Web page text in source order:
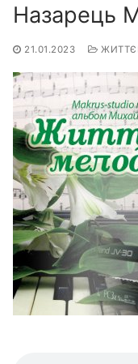
Назарець
21.01.2023